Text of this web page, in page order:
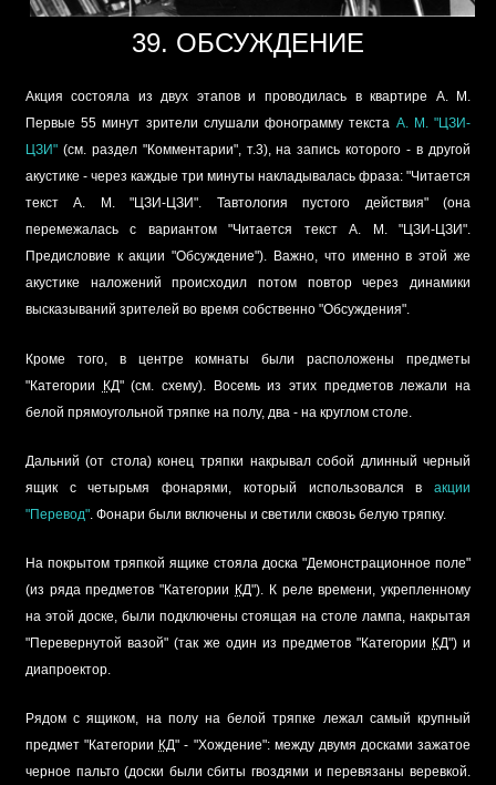
39. ОБСУЖДЕНИЕ
Акция состояла из двух этапов и проводилась в квартире А. М.
Первые 55 минут зрители слушали фонограмму текста А. М. "ЦЗИ-
ЦЗИ"(см. раздел "Комментарии", т.3), на запись которого - в другой
акустике - через каждые три минуты накладывалась фраза: "Читается
текст А. М. "ЦЗИ-ЦЗИ". Тавтология пустого действия" (она
перемежалась с вариантом "Читается текст А. М. "ЦЗИ-ЦЗИ".
Предисловие к акции "Обсуждение"). Важно, что именно в этой же
акустике наложений происходил потом повтор через динамики
высказываний зрителей во время собственно "Обсуждения".
Кроме того, в центре комнаты были расположены предметы
"Категории
КД" (см. схему). Восемь из этих предметов лежали на
белой прямоугольной тряпке на полу, два - на круглом столе.
Дальний (от стола) конец тряпки накрывал собой длинный черный
ящик с четырьмя фонарями, который использовался вакции
"Перевод". Фонари были включены и светили сквозь белую тряпку.
На покрытом тряпкой ящике стояла доска "Демонстрационное поле"
(из ряда предметов "Категории КД"). К реле времени, укрепленному
на этой доске, были подключены стоящая на столе лампа, накрытая
"Перевернутой вазой" (так же один из предметов "Категории КД") и
диапроектор.
Рядом с ящиком, на полу на белой тряпке лежал самый крупный
предмет "Категории КД" - "Хождение": между двумя досками зажатое
черное пальто (доски были сбиты гвоздями и перевязаны веревкой.